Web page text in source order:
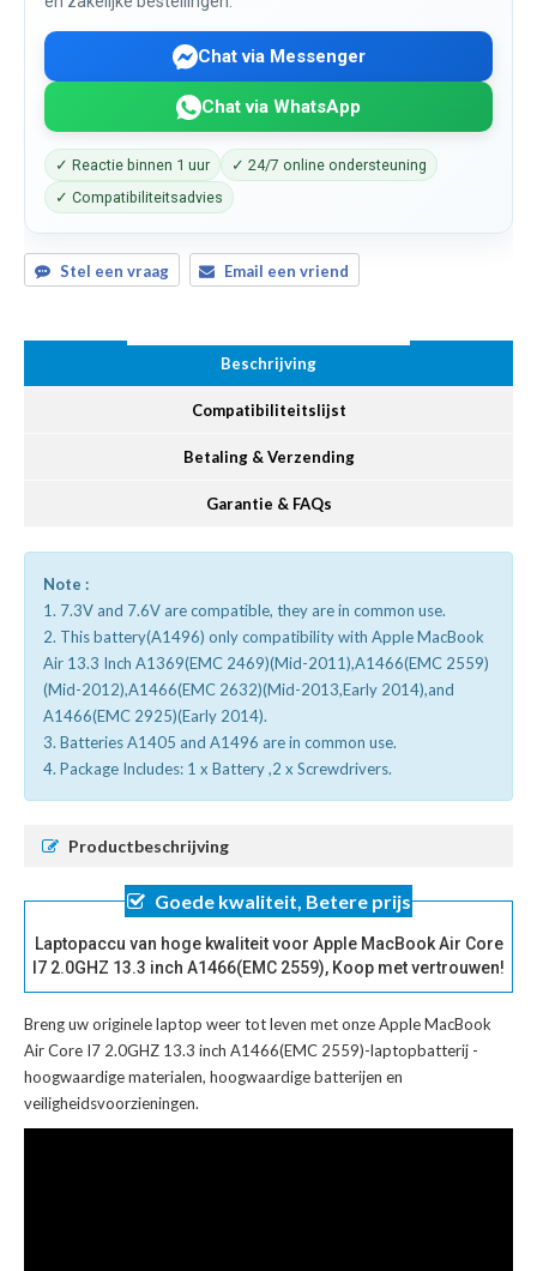
Chat via Messenger
Chat via WhatsApp
✓ Reactie binnen 1 uur
✓ 24/7 online ondersteuning
✓ Compatibiliteitsadvies
Stel een vraag Email een vriend
Beschrijving
Compatibiliteitslijst
Betaling & Verzending
Garantie & FAQs
Note :
1. 7.3V and 7.6V are compatible, they are in common use.
2. This battery(A1496) only compatibility with Apple MacBook
Air 13.3 Inch A1369(EMC 2469)(Mid-2011),A1466(EMC 2559)
(Mid-2012),A1466(EMC 2632)(Mid-2013,Early 2014),and
A1466(EMC 2925)(Early 2014).
3. Batteries A1405 and A1496 are in common use.
4. Package Includes: 1 x Battery ,2 x Screwdrivers.
Productbeschrijving
Goede kwaliteit, Betere prijs
Laptopaccu van hoge kwaliteit voor Apple MacBook Air Core
I7 2.0GHZ 13.3 inch A1466(EMC 2559), Koop met vertrouwen!
Breng uw originele laptop weer tot leven met onzeApple MacBook
Air Core I7 2.0GHZ 13.3 inch A1466(EMC 2559)-laptopbatterij -
hoogwaardige materialen, hoogwaardige batterijen en
veiligheidsvoorzieningen.